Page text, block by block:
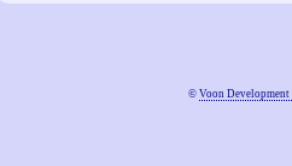
© Voon Development